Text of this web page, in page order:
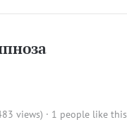
views) · 1 people like this